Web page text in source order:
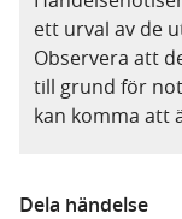
ett urval av de
Observera att
till grund för
kan komma att
Dela händelse